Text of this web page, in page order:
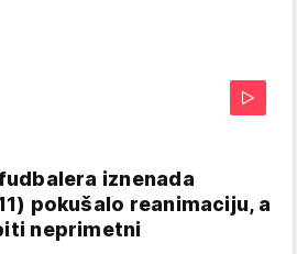
iznenada
pokušalo reanimaciju, a
neprimetni